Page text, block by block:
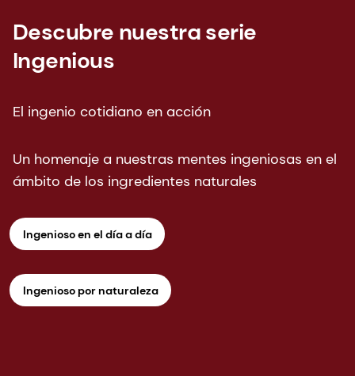
Descubre nuestra serie
Ingenious
El ingenio cotidiano en acción
Un homenaje a nuestras mentes ingeniosas en el
ámbito de los ingredientes naturales
Ingenioso en el día a día
Ingenioso por naturaleza